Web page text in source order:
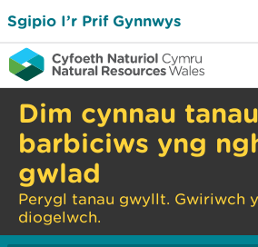
Sgipio I’r Prif Gynnwys
Dim cynnau
barbiciws yng
gwlad
Perygl tanau gwyllt. Gwiriwch
diogelwch.